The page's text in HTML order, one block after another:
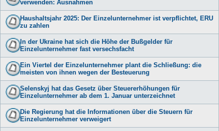
verwenden: Ausnahmen
Haushaltsjahr 2025: Der Einzelunternehmer ist verpflichtet, ERU
zu zahlen
In der Ukraine hat sich die Höhe der Bußgelder für
Einzelunternehmer fast versechsfacht
Ein Viertel der Einzelunternehmer plant die Schließung: die
meisten von ihnen wegen der Besteuerung
Selenskyj hat das Gesetz über Steuererhöhungen für
Einzelunternehmer ab dem 1. Januar unterzeichnet
Die Regierung hat die Informationen über die Steuern für
Einzelunternehmer verweigert